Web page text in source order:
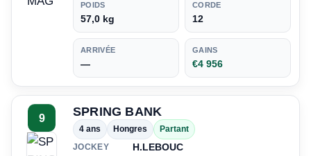
POIDS
57,0 kg
CORDE
12
ARRIVÉE
—
GAINS
€4 956
9 SPRING BANK
4 ans Hongres
Partant
JOCKEY
H.LEBOUC